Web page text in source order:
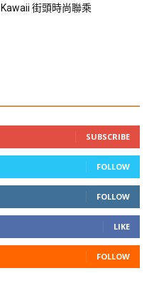
Kawaii 街頭時尚聯乘
SUBSCRIBE
FOLLOW
FOLLOW
LIKE
FOLLOW